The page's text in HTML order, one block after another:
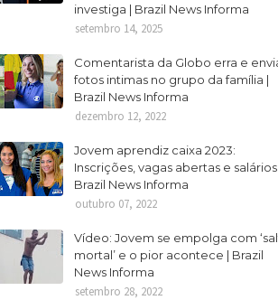
investiga | Brazil News Informa
setembro 14, 2025
Comentarista da Globo erra e
fotos intimas no grupo da família |
Brazil News Informa
dezembro 12, 2022
Jovem aprendiz caixa 2023:
Inscrições, vagas abertas e salários
Brazil News Informa
outubro 07, 2022
Vídeo: Jovem se empolga com
mortal’ e o pior acontece | Brazil
News Informa
setembro 28, 2022